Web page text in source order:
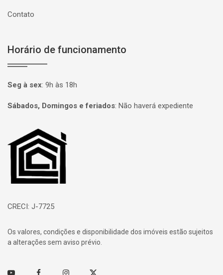
Contato
Horário de funcionamento
Seg à sex: 9h às 18h
Sábados, Domingos e feriados: Não haverá expediente
Página inicial
CRECI: J-7725
Os valores, condições e disponibilidade dos imóveis estão sujeitos
a alterações sem aviso prévio.
Youtube FacebookInstagramTwitter